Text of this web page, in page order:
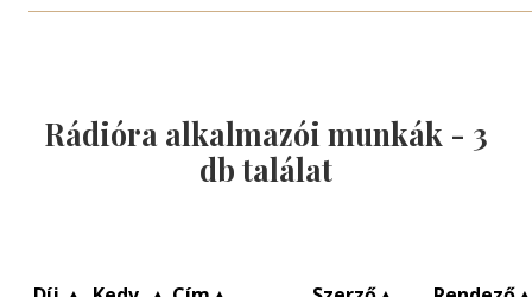
Rádióra alkalmazói munkák - 3
db találat